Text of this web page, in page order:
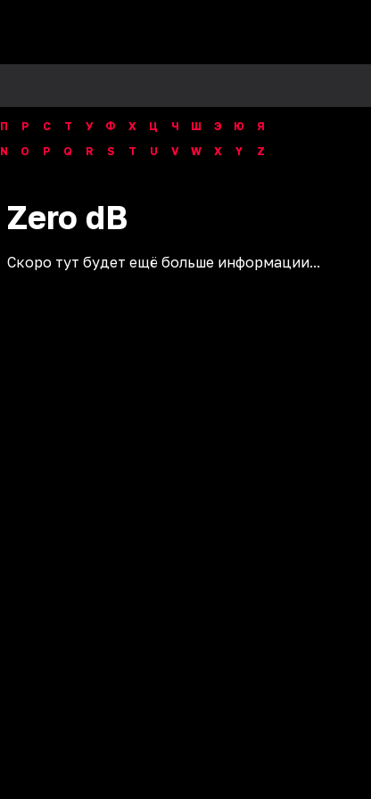
П Р С Т У Ф Х Ц Ч Ш Э Ю
Я
N O P Q R S T U V W X Y Z
Zero dB
Скоро тут будет ещё больше информации...